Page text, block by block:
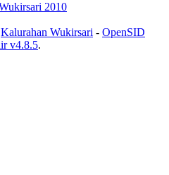
Kalurahan Wukirsari - OpenSID
v4.8.5.